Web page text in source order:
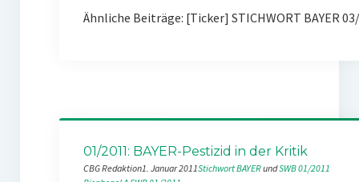
Ähnliche Beiträge: [Ticker] STICHWORT BAYER
01/2011: BAYER-Pestizid in der Kritik
CBG Redaktion1. Januar 2011Stichwort BAYER und SWB 01/2011